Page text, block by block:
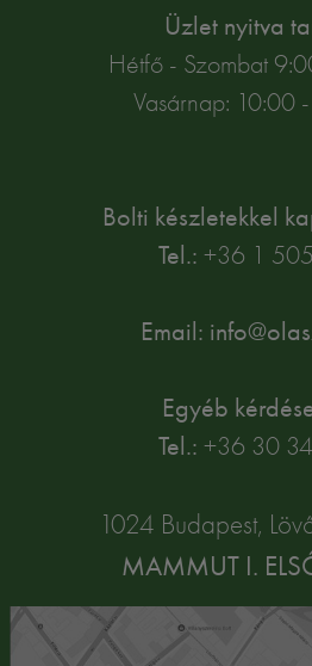
Üzlet nyitva
Hétfő - Szombat
Vasárnap: 10:00
Bolti készletekkel
Tel.: +36 1
Email:
Egyéb
Tel.: +36 30
1024 Budapest,
MAMMUT I.